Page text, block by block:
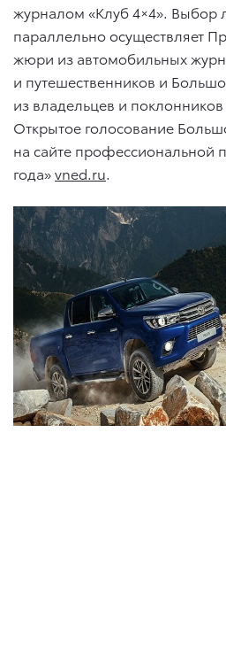
журналом «Клуб 4×4». Выбор
параллельно осуществляет
жюри из автомобильных
и путешественников и
из владельцев и
Открытое голосование
на сайте профессиональной
года»vned.ru.